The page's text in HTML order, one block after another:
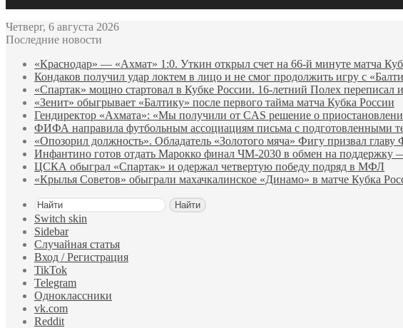
Четверг, 6 августа 2026
Последние новости
«Краснодар» — «Ахмат» 1:0. Уткин открыл счет на 66‑й минуте матча
Кондаков получил удар локтем в лицо и не смог продолжить игру с
«Спартак» мощно стартовал в Кубке России. 16-летний Полех переписал
«Зенит» обыгрывает «Балтику» после первого тайма матча Кубка России
Гендиректор «Ахмата»: «Мы получили от CAS решение о
ФИФА направила футбольным ассоциациям письма с подготовленными
«Опозорил должность». Обладатель «Золотого мяча» Фигу призвал
Инфантино готов отдать Марокко финал ЧМ‑2030 в обмен на
ЦСКА обыграл «Спартак» и одержал четвертую победу подряд в МФЛ
«Крылья Советов» обыграли махачкалинское «Динамо» в матче Кубка
Найти
Switch skin
Sidebar
Случайная статья
Вход / Регистрация
TikTok
Telegram
Одноклассники
vk.com
Reddit